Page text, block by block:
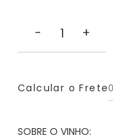
- +
Calcular o Frete
SOBRE O VINHO: